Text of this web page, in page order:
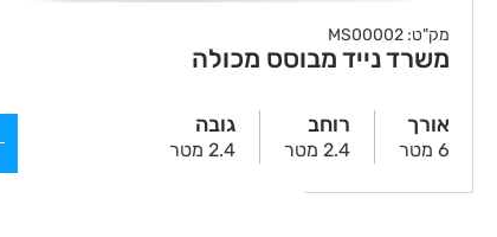
מק"ט: MS00002
משרד נייד מבוסס מכולה
אורך
6 מטר
רוחב
2.4 מטר
גובה
2.4 מטר